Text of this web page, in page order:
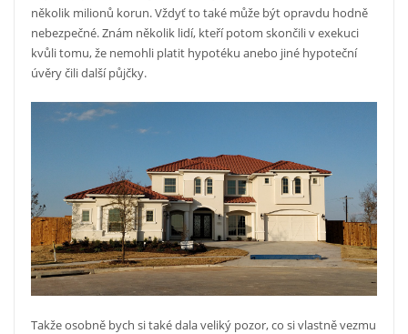
několik milionů korun. Vždyť to také může být opravdu hodně
nebezpečné. Znám několik lidí, kteří potom skončili v exekuci
kvůli tomu, že nemohli platit hypotéku anebo jiné hypoteční
úvěry čili další půjčky.
Takže osobně bych si také dala veliký pozor, co si vlastně vezmu